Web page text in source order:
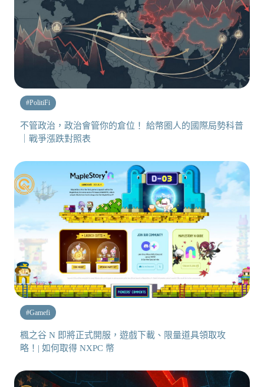
#PolitiFi
不管政治，政治會管你的倉位！ 給幣圈人的國際局勢科普
｜戰爭漲跌對照表
#Gamefi
楓之谷 N 即將正式開服，遊戲下載、限量道具領取攻
略！| 如何取得 NXPC 幣